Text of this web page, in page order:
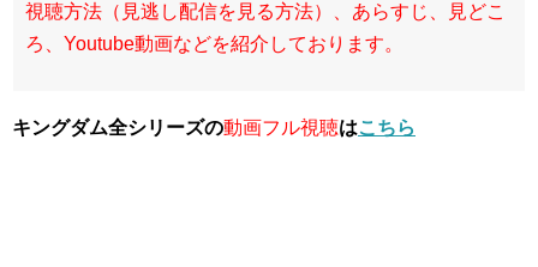
視聴方法（見逃し配信を見る方法）、あらすじ、見どこ
ろ、Youtube動画などを紹介しております。
キングダム全シリーズの動画フル視聴はこちら